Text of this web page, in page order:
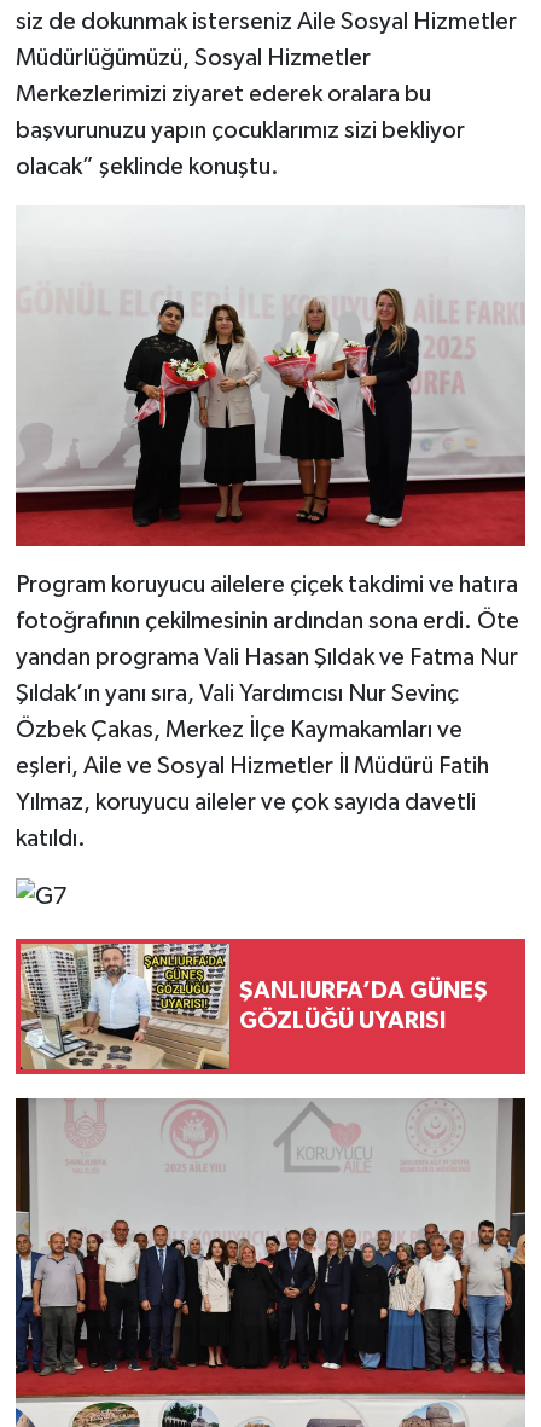
siz de dokunmak isterseniz Aile Sosyal Hizmetler
Müdürlüğümüzü, Sosyal Hizmetler
Merkezlerimizi ziyaret ederek oralara bu
başvurunuzu yapın çocuklarımız sizi bekliyor
olacak” şeklinde konuştu.
Program koruyucu ailelere çiçek takdimi ve hatıra
fotoğrafının çekilmesinin ardından sona erdi. Öte
yandan programa Vali Hasan Şıldak ve Fatma Nur
Şıldak’ın yanı sıra, Vali Yardımcısı Nur Sevinç
Özbek Çakas, Merkez İlçe Kaymakamları ve
eşleri, Aile ve Sosyal Hizmetler İl Müdürü Fatih
Yılmaz, koruyucu aileler ve çok sayıda davetli
katıldı.
ŞANLIURFA’DA GÜNEŞ
GÖZLÜĞÜ UYARISI